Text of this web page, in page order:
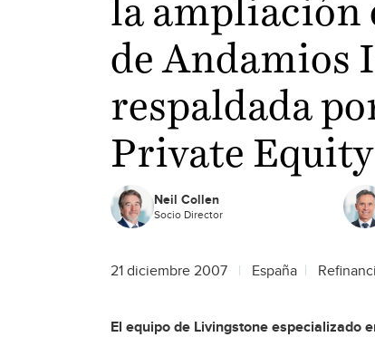
de Andamios
respaldada
Private Equity
Neil Collen
Socio Director
21 diciembre 2007 España
El equipo de Livingstone especializado